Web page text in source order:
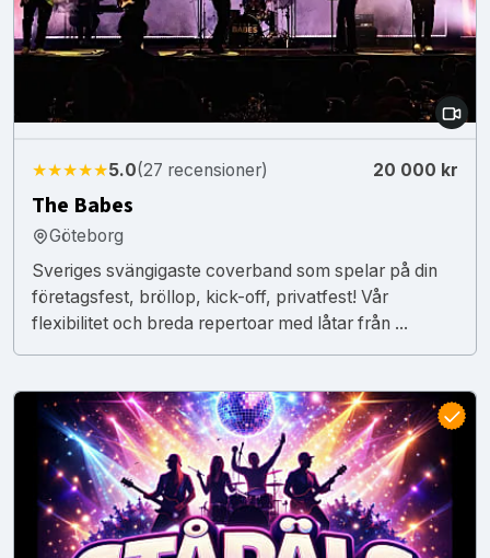
★★★★★5.0(27 recensioner) 20 000 kr
The Babes
Göteborg
Sveriges svängigaste coverband som spelar på din
företagsfest, bröllop, kick-off, privatfest! Vår
flexibilitet och breda repertoar med låtar från ...